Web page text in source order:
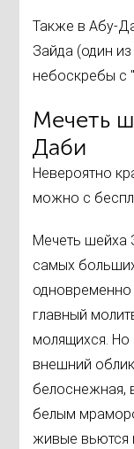
Также в Абу-
Зайда (один
небоскребы с
Мечеть
Даби
Невероятно
можно с
Мечеть шейха
самых
одновременно
главный
молящихся. Но
внешний
белоснежная,
белым
живые вьются